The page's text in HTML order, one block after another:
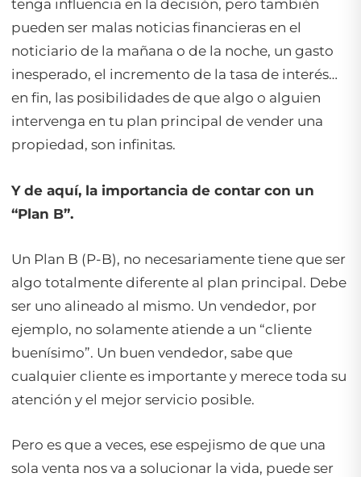
tenga influencia en la decisión, pero también
pueden ser malas noticias financieras en el
noticiario de la mañana o de la noche, un gasto
inesperado, el incremento de la tasa de interés…
en fin, las posibilidades de que algo o alguien
intervenga en tu plan principal de vender una
propiedad, son infinitas.
Y de aquí, la importancia de contar con un
“Plan B”.
Un Plan B (P-B), no necesariamente tiene que ser
algo totalmente diferente al plan principal. Debe
ser uno alineado al mismo. Un vendedor, por
ejemplo, no solamente atiende a un “cliente
buenísimo”. Un buen vendedor, sabe que
cualquier cliente es importante y merece toda su
atención y el mejor servicio posible.
Pero es que a veces, ese espejismo de que una
sola venta nos va a solucionar la vida, puede ser